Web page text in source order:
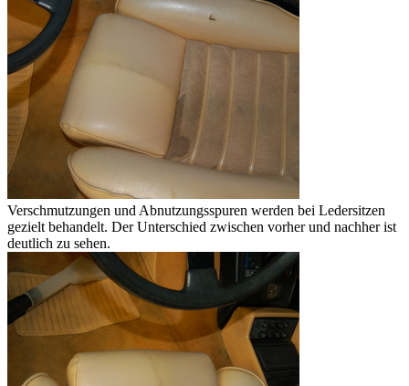
Verschmutzungen und Abnutzungsspuren werden bei Ledersitzen
gezielt behandelt. Der Unterschied zwischen vorher und nachher ist
deutlich zu sehen.